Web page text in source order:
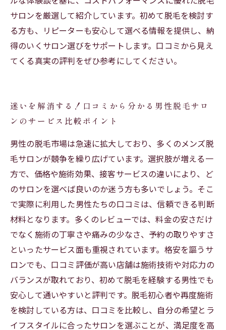
サロンを厳選して紹介しています。初めて脱毛を検討す
る方も、リピーターも安心して選べる情報を提供し、納
得のいくサロン選びをサポートします。口コミから見え
てくる真実の評判をぜひ参考にしてください。
迷いを解消する！口コミから分かる男性脱毛サロ
ンのサービス比較ポイント
男性の脱毛市場は急速に拡大しており、多くのメンズ脱
毛サロンが競争を繰り広げています。選択肢が増える一
方で、価格や施術効果、接客サービスの違いにより、ど
のサロンを選べば良いのか迷う方も多いでしょう。そこ
で実際に利用した男性たちの口コミは、信頼できる判断
材料となります。多くのレビューでは、料金の安さだけ
でなく施術の丁寧さや痛みの少なさ、予約の取りやすさ
といったサービス面も重視されています。格安を謳うサ
ロンでも、口コミ評価が高い店舗は施術技術や対応力の
バランスが取れており、初めて脱毛を経験する男性でも
安心して通いやすいと評判です。脱毛初心者や再度施術
を検討している方は、口コミを比較し、自分の希望とラ
イフスタイルに合ったサロンを選ぶことが、満足度を高